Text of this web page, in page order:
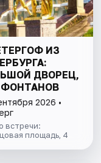
ИЗ
ДВОРЕЦ,
ФОНТАНОВ
2026 •
встречи:
площадь, 4